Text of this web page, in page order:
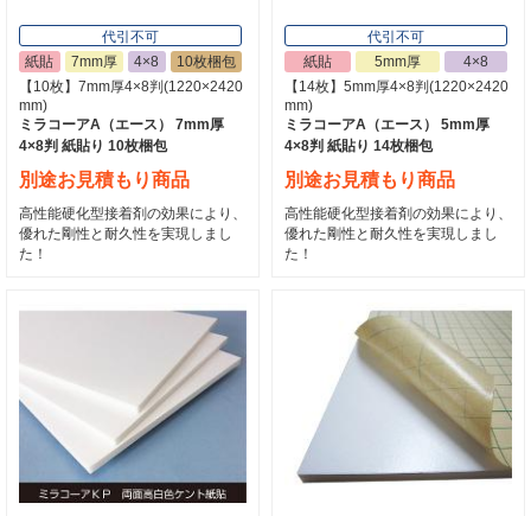
代引不可
紙貼
7mm厚 4×8
10枚梱包
【10枚】7mm厚4×8判(1220×2420
mm)
ミラコーアA（エース） 7mm厚
4×8判 紙貼り 10枚梱包
別途お見積もり商品
高性能硬化型接着剤の効果により、
優れた剛性と耐久性を実現しまし
た！
代引不可
紙貼
5mm厚
4×8
【14枚】5mm厚4×8判(1220×2420
mm)
ミラコーアA（エース） 5mm厚
4×8判 紙貼り 14枚梱包
別途お見積もり商品
高性能硬化型接着剤の効果により、
優れた剛性と耐久性を実現しまし
た！